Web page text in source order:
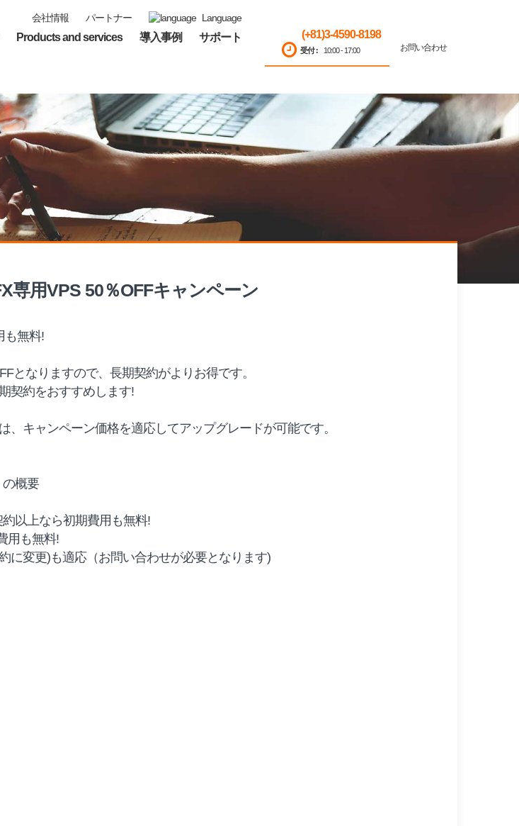
会社情報 パートナー Language
Products and services 導入事例 サポート (+81)3-4590-8198
受付 : 10:00 - 17:00 お問い合わせ
専用VPS 50％OFFキャンペーン
も無料!
となりますので、長期契約がよりお得です。
契約をおすすめします!
キャンペーン価格を適応してアップグレードが可能です。
の概要
以上なら初期費用も無料!
用も無料!
に変更)も適応（お問い合わせが必要となります)